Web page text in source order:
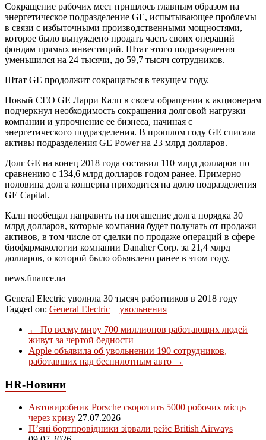
Сокращение рабочих мест пришлось главным образом на
энергетическое подразделение GE, испытывающее проблемы
в связи с избыточными производственными мощностями,
которое было вынуждено продать часть своих операций
фондам прямых инвестиций. Штат этого подразделения
уменьшился на 24 тысячи, до 59,7 тысяч сотрудников.
Штат GE продолжит сокращаться в текущем году.
Новый CEO GE Ларри Калп в своем обращении к акционерам
подчеркнул необходимость сокращения долговой нагрузки
компании и упрочнение ее бизнеса, начиная с
энергетического подразделения. В прошлом году GE списала
активы подразделения GE Power на 23 млрд долларов.
Долг GE на конец 2018 года составил 110 млрд долларов по
сравнению с 134,6 млрд долларов годом ранее. Примерно
половина долга концерна приходится на долю подразделения
GE Capital.
Калп пообещал направить на погашение долга порядка 30
млрд долларов, которые компания будет получать от продажи
активов, в том числе от сделки по продаже операций в сфере
биофармакологии компании Danaher Corp. за 21,4 млрд
долларов, о которой было объявлено ранее в этом году.
news.finance.ua
General Electric уволила 30 тысяч работников в 2018 году
Tagged on: General Electric
увольнения
← По всему миру 700 миллионов работающих людей
живут за чертой бедности
Apple объявила об увольнении 190 сотрудников,
работавших над беспилотным авто →
HR-Новини
Автовиробник Porsche скоротить 5000 робочих місць
через кризу 27.07.2026
П’яні бортпровідники зірвали рейс British Airways